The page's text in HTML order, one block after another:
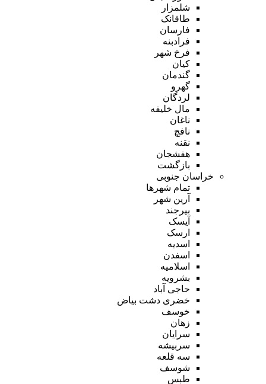
شلمزار
طاقانک
فارسان
فرادبنه
فرخ شهر
کیان
گندمان
گهرو
لردگان
مال خلیفه
ناغان
نافچ
نقنه
هفشجان
بازگشت
خراسان جنوبی
تمام شهر‌ها
آرین شهر
بیرجند
آیسک
ارسک
اسدیه
اسفدن
اسلامیه
بشرویه
حاجی آباد
خضری دشت بیاض
خوسف
زهان
سرایان
سربیشه
سه قلعه
شوسف
طبس